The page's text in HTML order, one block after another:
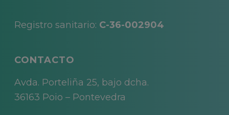
Registro sanitario: C-36-002904
CONTACTO
Avda. Porteliña 25, bajo dcha.
36163 Poio – Pontevedra